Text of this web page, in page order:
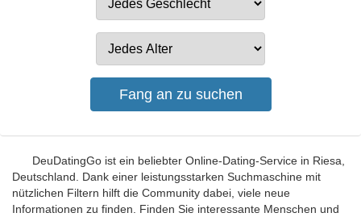
DeuDatingGo ist ein beliebter Online-Dating-Service in Riesa,
Deutschland. Dank einer leistungsstarken Suchmaschine mit
nützlichen Filtern hilft die Community dabei, viele neue
Informationen zu finden. Finden Sie interessante Menschen und